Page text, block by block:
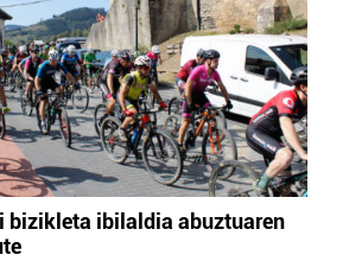
bizikleta ibilaldia abuztuaren